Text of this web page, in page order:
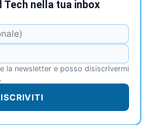
Tech nella tua inbox
la newsletter e posso disiscrivermi
ISCRIVITI